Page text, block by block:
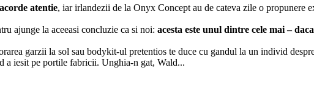
atentie, iar irlandezii de la Onyx Concept au de cateva zile o propunere
ajunge la aceeasi concluzie ca si noi: acesta este unul dintre cele mai –
garzii la sol sau bodykit-ul pretentios te duce cu gandul la un individ
a iesit pe portile fabricii. Unghia-n gat, Wald...